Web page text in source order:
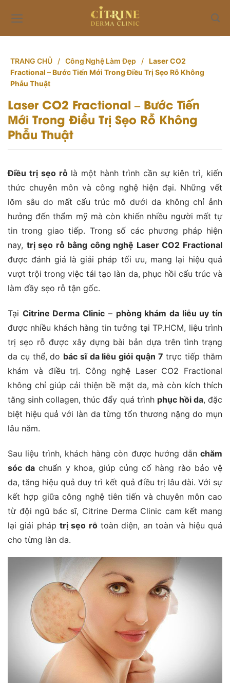
content
TRANG CHỦ / Công Nghệ Làm Đẹp / Laser CO2
Fractional – Bước Tiến Mới Trong Điều Trị Sẹo Rỗ Không
Phẫu Thuật
Laser CO2 Fractional – Bước Tiến
Mới Trong Điều Trị Sẹo Rỗ Không
Phẫu Thuật
Điều trị sẹo rỗlà một hành trình cần sự kiên trì, kiến
thức chuyên môn và công nghệ hiện đại. Những vết
lõm sâu do mất cấu trúc mô dưới da không chỉ ảnh
hưởng đến thẩm mỹ mà còn khiến nhiều người mất tự
tin trong giao tiếp. Trong số các phương pháp hiện
nay, trị sẹo rỗ bằng công nghệ Laser CO2 Fractional
được đánh giá là giải pháp tối ưu, mang lại hiệu quả
vượt trội trong việc tái tạo làn da, phục hồi cấu trúc và
làm đầy sẹo rỗ tận gốc.
Tại Citrine Derma Clinic – phòng khám da liễu uy tín
được nhiều khách hàng tin tưởng tại TP.HCM, liệu trình
trị sẹo rỗ được xây dựng bài bản dựa trên tình trạng
da cụ thể, do bác sĩ da liễu giỏi quận 7 trực tiếp thăm
khám và điều trị. Công nghệ Laser CO2 Fractional
không chỉ giúp cải thiện bề mặt da, mà còn kích thích
tăng sinh collagen, thúc đẩy quá trình phục hồi da, đặc
biệt hiệu quả với làn da từng tổn thương nặng do mụn
lâu năm.
Sau liệu trình, khách hàng còn được hướng dẫn chăm
sóc da chuẩn y khoa, giúp củng cố hàng rào bảo vệ
da, tăng hiệu quả duy trì kết quả điều trị lâu dài. Với sự
kết hợp giữa công nghệ tiên tiến và chuyên môn cao
từ đội ngũ bác sĩ, Citrine Derma Clinic cam kết mang
lại giải pháp trị sẹo rỗtoàn diện, an toàn và hiệu quả
cho từng làn da.